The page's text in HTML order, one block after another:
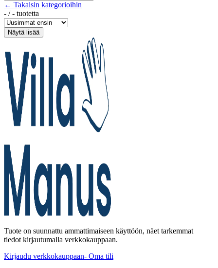
← Takaisin kategorioihin
- /- tuotetta
Tuote on suunnattu ammattimaiseen käyttöön, näet tarkemmat
tiedot kirjautumalla verkkokauppaan.
Kirjaudu verkkokauppaan- Oma tili